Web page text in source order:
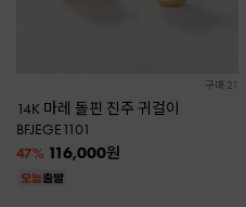
구매 21
14K 마레 돌핀 진주 귀걸이
BFJEGE1101
47% 116,000원